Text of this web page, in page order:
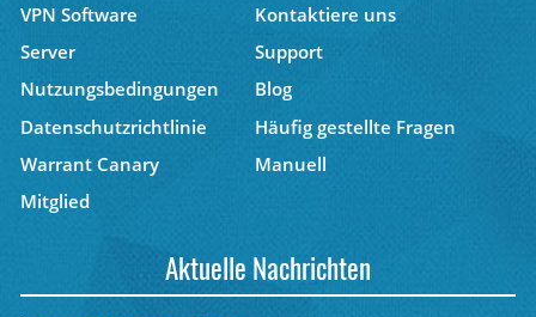
VPN Software
Kontaktiere uns
Server
Support
Nutzungsbedingungen
Blog
Datenschutzrichtlinie
Häufig gestellte Fragen
Warrant Canary
Manuell
Mitglied
Aktuelle Nachrichten